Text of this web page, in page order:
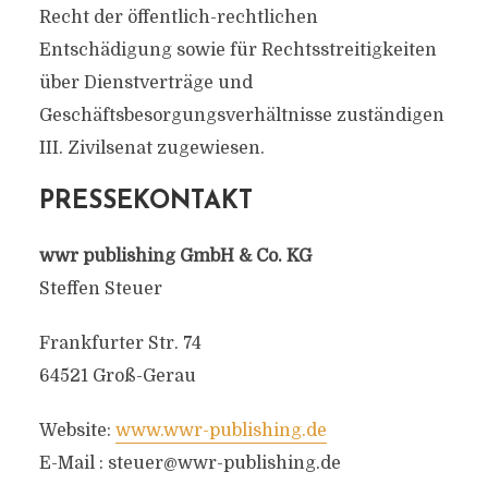
Recht der öffentlich-rechtlichen
Entschädigung sowie für Rechtsstreitigkeiten
über Dienstverträge und
Geschäftsbesorgungsverhältnisse zuständigen
III. Zivilsenat zugewiesen.
PRESSEKONTAKT
wwr publishing GmbH & Co. KG
Steffen Steuer
Frankfurter Str. 74
64521 Groß-Gerau
Website: www.wwr-publishing.de
E-Mail : steuer@wwr-publishing.de